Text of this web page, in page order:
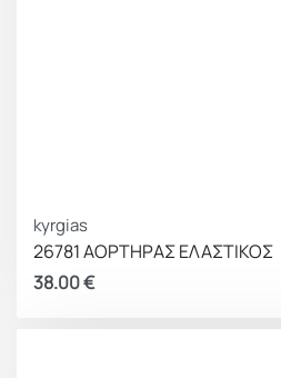
kyrgias
26781 ΑΟΡΤΗΡΑΣ ΕΛΑΣΤΙΚΟΣ
38.00€